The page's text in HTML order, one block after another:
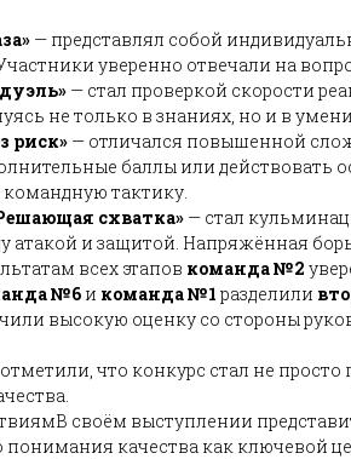
— представлял собой
уверенно отвечали на
— стал проверкой скорости
не только в знаниях, но и в
риск» — отличался повышенной
баллы или действовать
тактику.
схватка» — стал
атакой и защитой. Напряжённая
всех этапов команда №2
№6 и команда №1 разделили
высокую оценку со стороны
что конкурс стал не
своём выступлении
качества как ключевой